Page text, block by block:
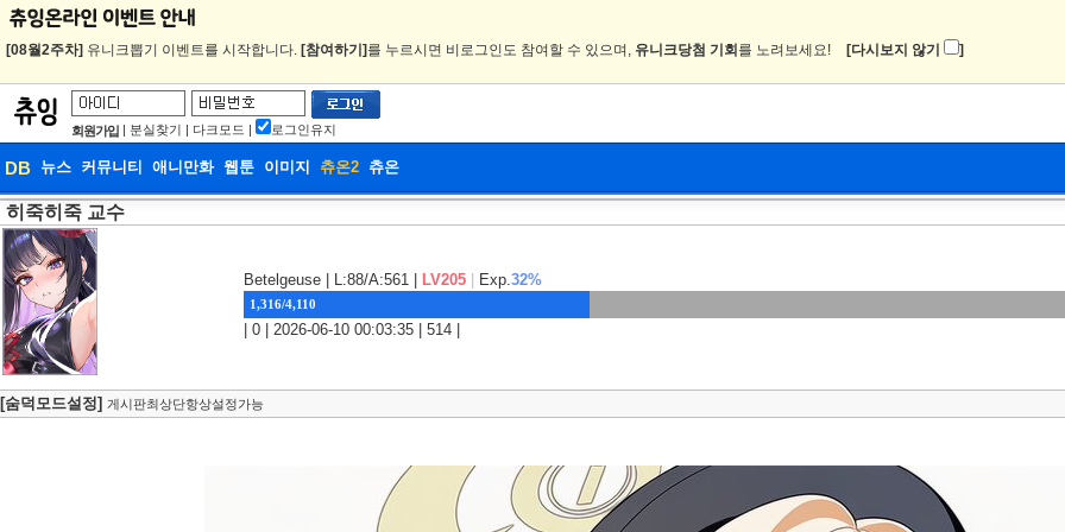
[08월2주차] 유니크뽑기 이벤트를 시작합니다. [참여하기] 를 누르시면 비로그인도 참여할 수 있으며, 유니크당첨 기회 를 노려보세요! [다시보지 않기 ]
회원가입 | 분실찾기 | 다크모드 | 로그인유지
DB 뉴스 커뮤니티 애니만화 웹툰 이미지 츄온2 츄온
히죽히죽 교수
Betelgeuse | L:88/A:561 | LV205 Exp.32%
1,316/4,110
| 0 | 2026-06-10 00:03:35 | 514 |
[숨덕모드설정] 게시판최상단항상설정가능